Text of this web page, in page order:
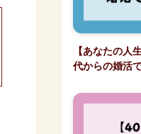
【あなたの人
代からの婚活